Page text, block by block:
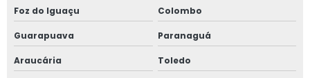
Foz do Iguaçu Colombo
Guarapuava Paranaguá
Araucária Toledo